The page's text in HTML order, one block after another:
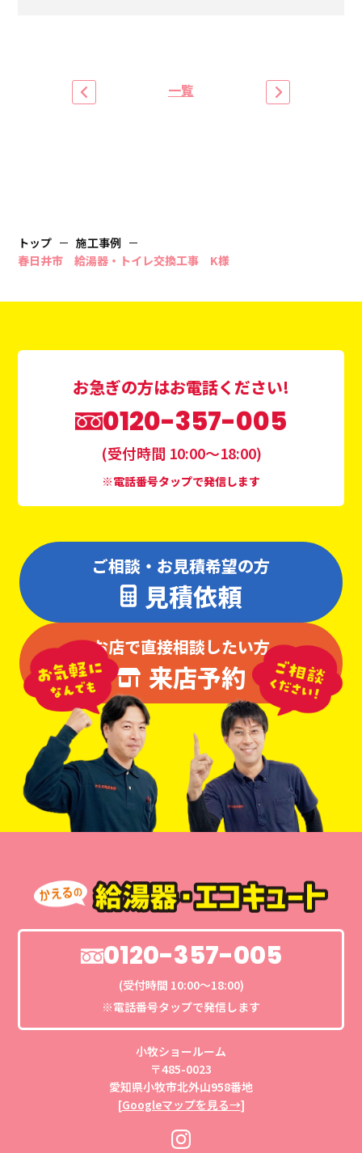
一覧
トップ
施工事例
春日井市 給湯器・トイレ交換工事 K様
お急ぎの方はお電話ください!
0120-357-005
(受付時間 10:00〜18:00)
※電話番号タップで発信します
ご相談・お見積希望の方
見積依頼
お店で直接相談したい方
来店予約
0120-357-005
(受付時間 10:00〜18:00)
※電話番号タップで発信します
小牧ショールーム
〒485-0023
愛知県小牧市北外山958番地
[Googleマップを見る→]